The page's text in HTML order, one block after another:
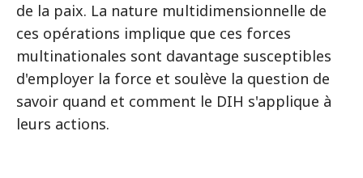
de la paix. La nature multidimensionnelle de
ces opérations implique que ces forces
multinationales sont davantage susceptibles
d'employer la force et soulève la question de
savoir quand et comment le DIH s'applique à
leurs actions.